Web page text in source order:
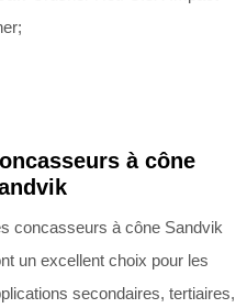
à cône
concasseurs à cône Sandvik
un excellent choix pour les
secondaires, tertiaires,